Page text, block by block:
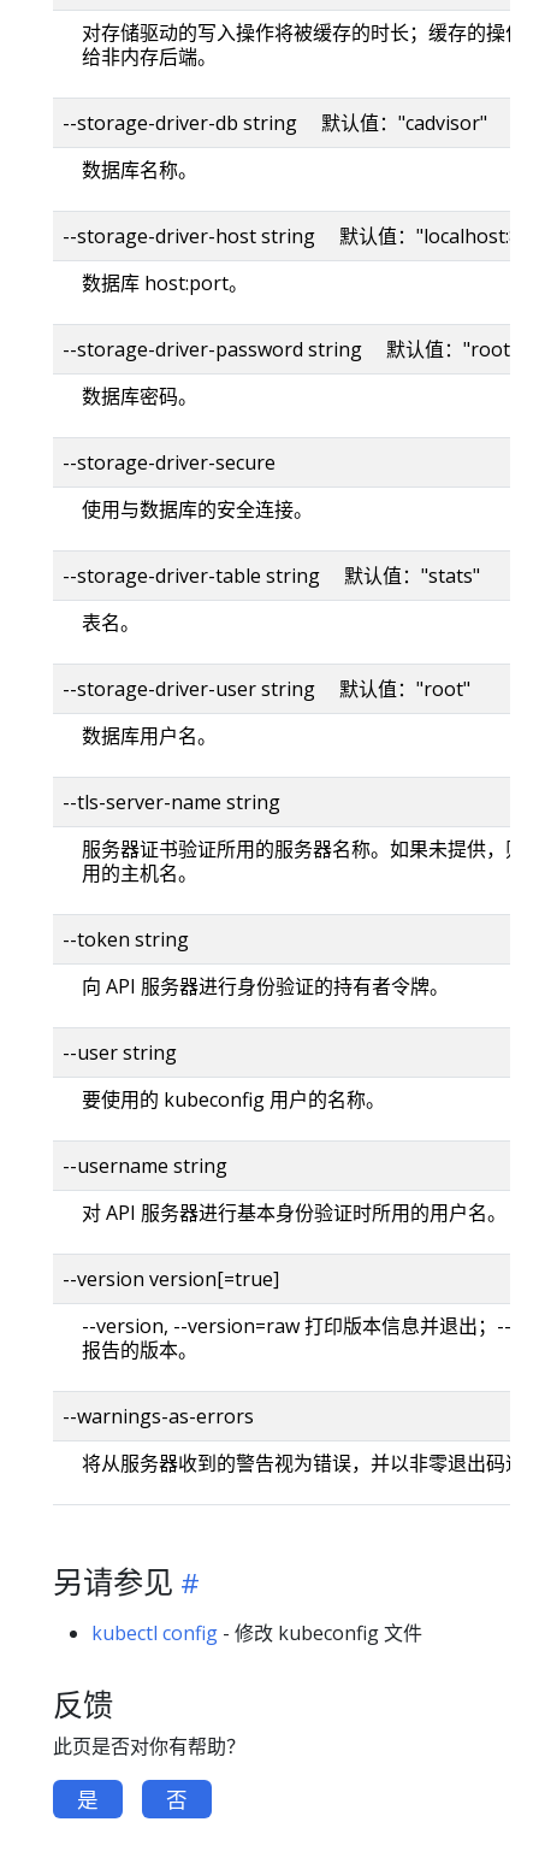
对存储驱动的写入操作将被缓存的时长；缓存的操作
给非内存后端。
--storage-driver-db string 默认值："cadvisor"
数据库名称。
--storage-driver-host string 默认值：
数据库 host:port。
--storage-driver-password string 默认值："root"
数据库密码。
--storage-driver-secure
使用与数据库的安全连接。
--storage-driver-table string 默认值："stats"
表名。
--storage-driver-user string 默认值："root"
数据库用户名。
--tls-server-name string
服务器证书验证所用的服务器名称。如果未提供，则
用的主机名。
--token string
向 API 服务器进行身份验证的持有者令牌。
--user string
要使用的 kubeconfig 用户的名称。
--username string
对 API 服务器进行基本身份验证时所用的用户名。
--version version[=true]
--version, --version=raw 打印版本信息并退出；--
报告的版本。
--warnings-as-errors
将从服务器收到的警告视为错误，并以非零退出码退
另请参见
kubectl config - 修改 kubeconfig 文件
反馈
此页是否对你有帮助？
是 否